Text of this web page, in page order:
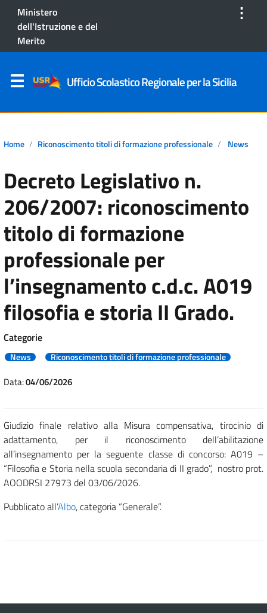
Ministero
dell'Istruzione e del
Merito
⋮
Ufficio Scolastico Regionale per la Sicilia
Home Riconoscimento titoli di formazione professionale News
Decreto Legislativo n.
206/2007: riconoscimento
titolo di formazione
professionale per
l’insegnamento c.d.c. A019
filosofia e storia II Grado.
Categorie
News Riconoscimento titoli di formazione professionale
Data:04/06/2026
Giudizio finale relativo alla Misura compensativa, tirocinio di
adattamento, per il riconoscimento dell’abilitazione
all’insegnamento per la seguente classe di concorso: A019 –
“Filosofia e Storia nella scuola secondaria di II grado”, nostro prot.
AOODRSI 27973 del 03/06/2026.
Pubblicato all’Albo, categoria “Generale”.